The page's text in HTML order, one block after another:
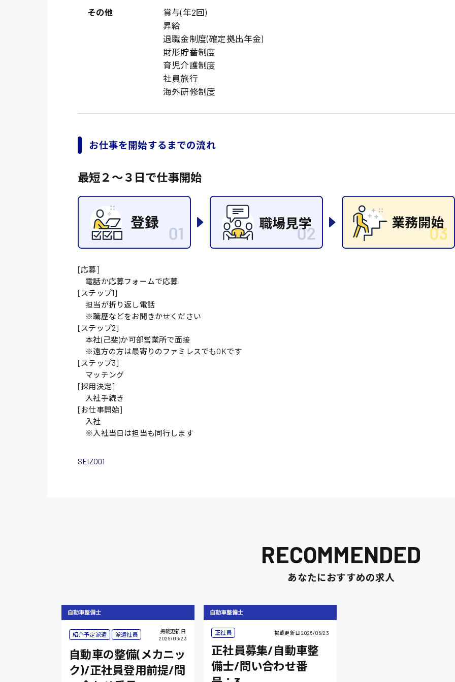
貿易事務
総務事務
医療事務
IT・クリエイティブ系
販売・サービス・フード系
その他の専門職
施設管理・整備 清掃 施工管理
熊本県
愛知県 宮城県
千葉県
鳥取県
時給1300円〜
時給1400円〜
その他
賞与(年2回)
昇給
退職金制度(確定拠出年金)
財形貯蓄制度
育児介護制度
社員旅行
海外研修制度
お仕事を開始するまでの流れ
最短２〜３日で仕事開始
[応募]
電話か応募フォームで応募
[ステップ1]
担当が折り返し電話
※職歴などをお聞きかせください
[ステップ2]
本社(己斐)か可部営業所で面接
※遠方の方は最寄りのファミレスでもOKです
[ステップ3]
マッチング
[採用決定]
入社手続き
[お仕事開始]
入社
※入社当日は担当も同行します
SEIZO01
RECOMMENDED
あなたにおすすめの求人
自動車整備士
紹介予定派遣 派遣社員
掲載更新日
2026/06/23
自動車の整備(メカニッ
ク)/正社員登用前提/問
自動車整備士
正社員 掲載更新日 2026/06/23
正社員募集/自動車整
備士/問い合わせ番